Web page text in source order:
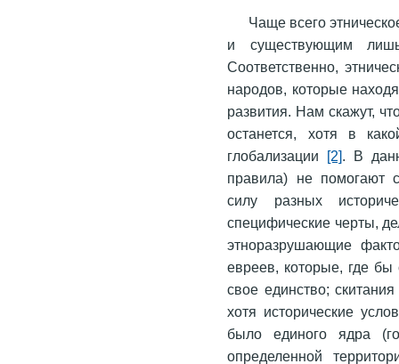
Чаще всего
и существующим
Соответственно,
народов, которые
развития. Нам скажут,
останется, хотя в
глобализации [2]. В
правила) не помогают
силу разных
специфические черты,
этноразрушающие
евреев, которые, где
свое единство;
хотя исторические
было единого ядра
определенной